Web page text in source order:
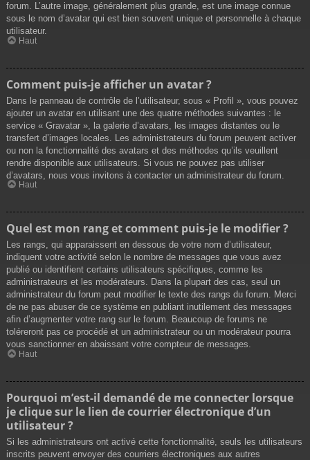
forum. L’autre image, généralement plus grande, est une image connue
sous le nom d’avatar qui est bien souvent unique et personnelle à chaque
utilisateur.
Haut
Comment puis-je afficher un avatar ?
Dans le panneau de contrôle de l’utilisateur, sous « Profil », vous pouvez
ajouter un avatar en utilisant une des quatre méthodes suivantes : le
service « Gravatar », la galerie d’avatars, les images distantes ou le
transfert d’images locales. Les administrateurs du forum peuvent activer
ou non la fonctionnalité des avatars et des méthodes qu’ils veuillent
rendre disponible aux utilisateurs. Si vous ne pouvez pas utiliser
d’avatars, nous vous invitons à contacter un administrateur du forum.
Haut
Quel est mon rang et comment puis-je le modifier ?
Les rangs, qui apparaissent en dessous de votre nom d’utilisateur,
indiquent votre activité selon le nombre de messages que vous avez
publié ou identifient certains utilisateurs spécifiques, comme les
administrateurs et les modérateurs. Dans la plupart des cas, seul un
administrateur du forum peut modifier le texte des rangs du forum. Merci
de ne pas abuser de ce système en publiant inutilement des messages
afin d’augmenter votre rang sur le forum. Beaucoup de forums ne
toléreront pas ce procédé et un administrateur ou un modérateur pourra
vous sanctionner en abaissant votre compteur de messages.
Haut
Pourquoi m’est-il demandé de me connecter lorsque
je clique sur le lien de courrier électronique d’un
utilisateur ?
Si les administrateurs ont activé cette fonctionnalité, seuls les utilisateurs
inscrits peuvent envoyer des courriers électroniques aux autres